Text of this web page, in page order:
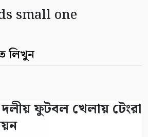
small one
লিখুন
ফুটবল খেলায় টেংরা